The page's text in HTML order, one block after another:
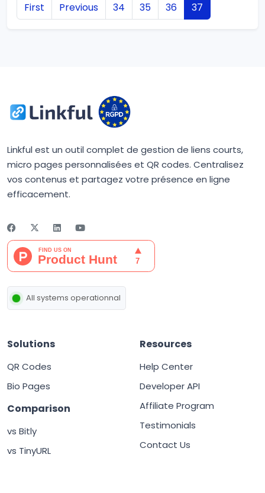
First Previous 34 35 36 37
Linkful est un outil complet de gestion de liens courts,
micro pages personnalisées et QR codes. Centralisez
vos contenus et partagez votre présence en ligne
efficacement.
All systems operationnal
Solutions
QR Codes
Bio Pages
Comparison
vs Bitly
vs TinyURL
Resources
Help Center
Developer API
Affiliate Program
Testimonials
Contact Us